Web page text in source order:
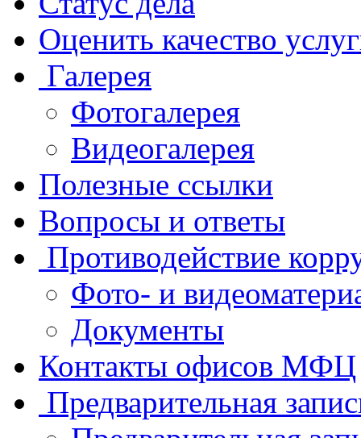
Оценить качество
Галерея
Фотогалерея
Видеогалерея
Полезные ссылки
Вопросы и ответы
Противодействие
Фото- и
Документы
Контакты офисов МФЦ
Предварительная